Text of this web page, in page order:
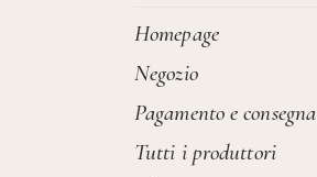
Homepage
Negozio
Pagamento e consegna
Tutti i produttori